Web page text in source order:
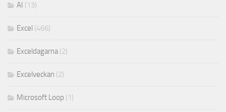
AI (13)
Excel (466)
Exceldagarna(2)
Excelveckan (2)
Microsoft Loop (1)